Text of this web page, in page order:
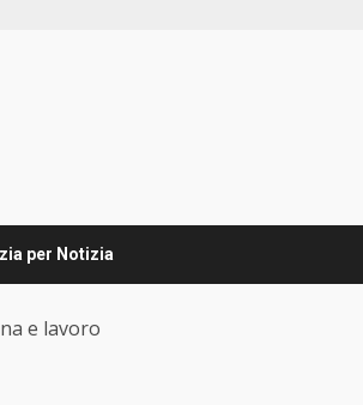
per Notizia
e lavoro